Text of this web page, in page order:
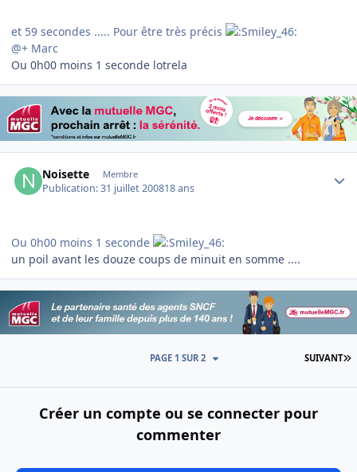
et 59 secondes ..... Pour être très précis
@+ Marc
Ou 0h00 moins 1 seconde lotrela
Noisette Membre
Publication:31 juillet 200818 ans
Ou 0h00 moins 1 seconde
un poil avant les douze coups de minuit en somme ....
SUIVANT
PAGE 1 SUR 2
Créer un compte ou se connecter pour
commenter